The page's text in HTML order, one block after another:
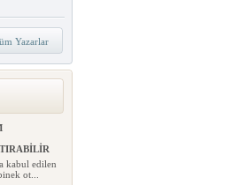
Yazarlar
&
YAYINDA!
kabul edilen
ot...